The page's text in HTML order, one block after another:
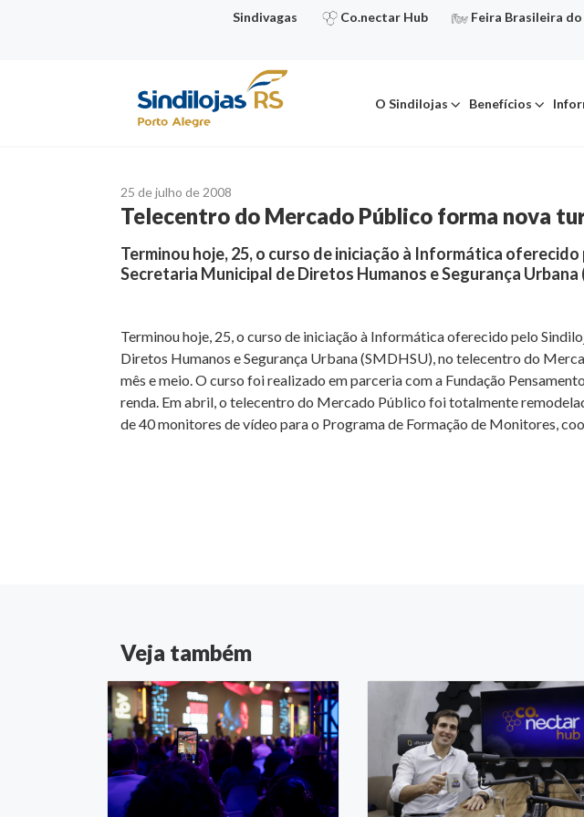
Sindivagas Co.nectar Hub Feira Brasileira
O Sindilojas Benefícios
25 de julho de 2008
Telecentro do Mercado Público forma nova
Terminou hoje, 25, o curso de iniciação à Informática
Secretaria Municipal de Diretos Humanos e Segurança Urbana
Terminou hoje, 25, o curso de iniciação à Informática oferecido pelo
Diretos Humanos e Segurança Urbana (SMDHSU), no telecentro do
mês e meio. O curso foi realizado em parceria com a Fundação
renda. Em abril, o telecentro do Mercado Público foi totalmente
de 40 monitores de vídeo para o Programa de Formação de Monitores,
Veja também